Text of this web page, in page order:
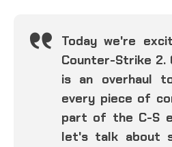
Today we're
Counter-Strike 2.
is an overhaul
every piece of
part of the C-S
let's talk about